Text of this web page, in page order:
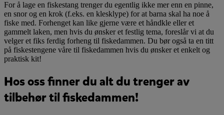
For å lage en fiskestang trenger du egentlig ikke mer enn en pinne,
en snor og en krok (f.eks. en klesklype) for at barna skal ha noe å
fiske med. Forhenget kan like gjerne være et håndkle eller et
gammelt laken, men hvis du ønsker et festlig tema, foreslår vi at du
velger et fiks ferdig forheng til fiskedammen. Du bør også ta en titt
på fiskestengene våre til fiskedammen hvis du ønsker et enkelt og
praktisk kit!
Hos oss finner du alt du trenger av
tilbehør til fiskedammen!